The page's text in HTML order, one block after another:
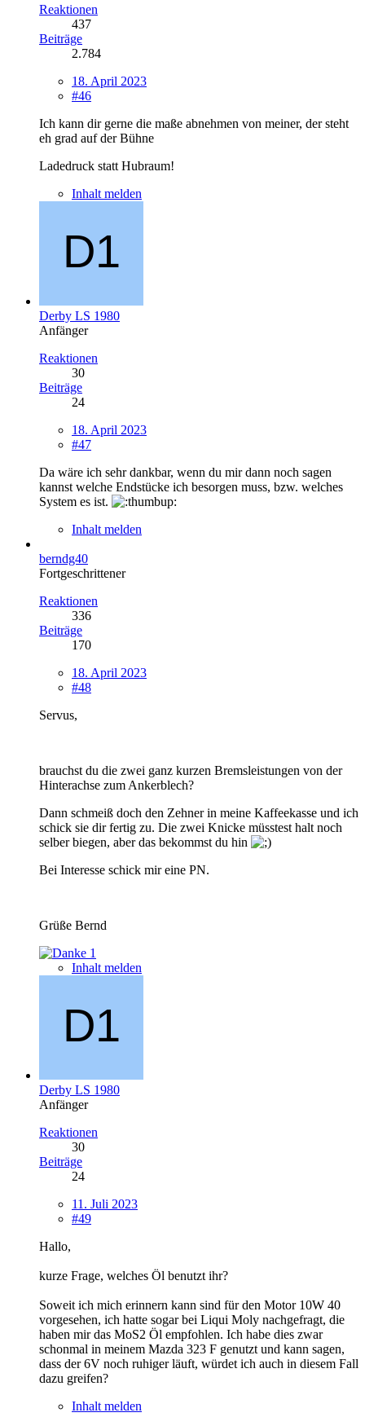
Reaktionen
437
Beiträge
2.784
18. April 2023
#46
Ich kann dir gerne die maße abnehmen von meiner, der steht
eh grad auf der Bühne
Ladedruck statt Hubraum!
Inhalt melden
Derby LS 1980
Anfänger
Reaktionen
30
Beiträge
24
18. April 2023
#47
Da wäre ich sehr dankbar, wenn du mir dann noch sagen
kannst welche Endstücke ich besorgen muss, bzw. welches
System es ist.
Inhalt melden
berndg40
Fortgeschrittener
Reaktionen
336
Beiträge
170
18. April 2023
#48
Servus,
brauchst du die zwei ganz kurzen Bremsleistungen von der
Hinterachse zum Ankerblech?
Dann schmeiß doch den Zehner in meine Kaffeekasse und ich
schick sie dir fertig zu. Die zwei Knicke müsstest halt noch
selber biegen, aber das bekommst du hin
Bei Interesse schick mir eine PN.
Grüße Bernd
1
Inhalt melden
Derby LS 1980
Anfänger
Reaktionen
30
Beiträge
24
11. Juli 2023
#49
Hallo,
kurze Frage, welches Öl benutzt ihr?
Soweit ich mich erinnern kann sind für den Motor 10W 40
vorgesehen, ich hatte sogar bei Liqui Moly nachgefragt, die
haben mir das MoS2 Öl empfohlen. Ich habe dies zwar
schonmal in meinem Mazda 323 F genutzt und kann sagen,
dass der 6V noch ruhiger läuft, würdet ich auch in diesem Fall
dazu greifen?
Inhalt melden